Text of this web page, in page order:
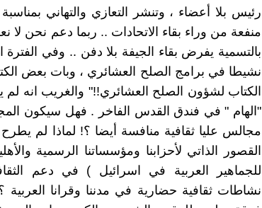
رئيس بلا أعضاء ، وتنشر التعازي والتهاني
منفعة من وراء بقاء الاتحادات .. ربما دعم نحن
بالتسمية يفرض بقاء الجيفة بلا دفن .. وفي الفترة
نشيطا في برامج الصلح العشائري ، وبات بعض
الكتاب لشؤون الصلح العشائري!!" والغريب انه لم
"الهام " في فندق القدس الفاخر . فهل سيكون
مجالس عليا ثقافية منافسة أيضا ؟! لماذا لم
القصور الذاتي لأحزابنا ومؤسساتنا الرسمية
للجماهير العربية في اسرائيل ) في دعم
نشاطات ثقافية حضارية في مدننا وقرانا